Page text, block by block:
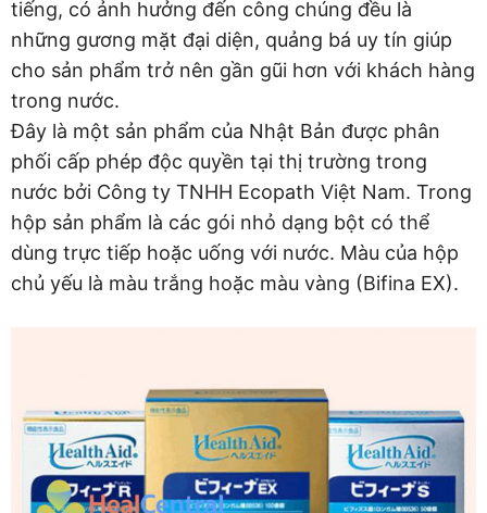
tiếng, có ảnh hưởng đến công chúng đều là
những gương mặt đại diện, quảng bá uy tín giúp
cho sản phẩm trở nên gần gũi hơn với khách hàng
trong nước.
Đây là một sản phẩm của Nhật Bản được phân
phối cấp phép độc quyền tại thị trường trong
nước bởi Công ty TNHH Ecopath Việt Nam. Trong
hộp sản phẩm là các gói nhỏ dạng bột có thể
dùng trực tiếp hoặc uống với nước. Màu của hộp
chủ yếu là màu trắng hoặc màu vàng (Bifina EX).